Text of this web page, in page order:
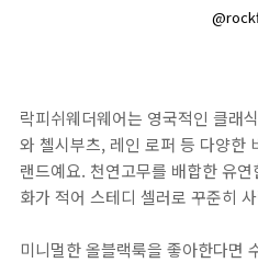
락피쉬웨더웨어는 영국적인 클래
와 첼시부츠, 레인 로퍼 등 다양한
랜드예요. 천연고무를 배합한 유
화가 적어 스테디 셀러로 꾸준히
미니멀한 올블랙룩을 좋아한다면